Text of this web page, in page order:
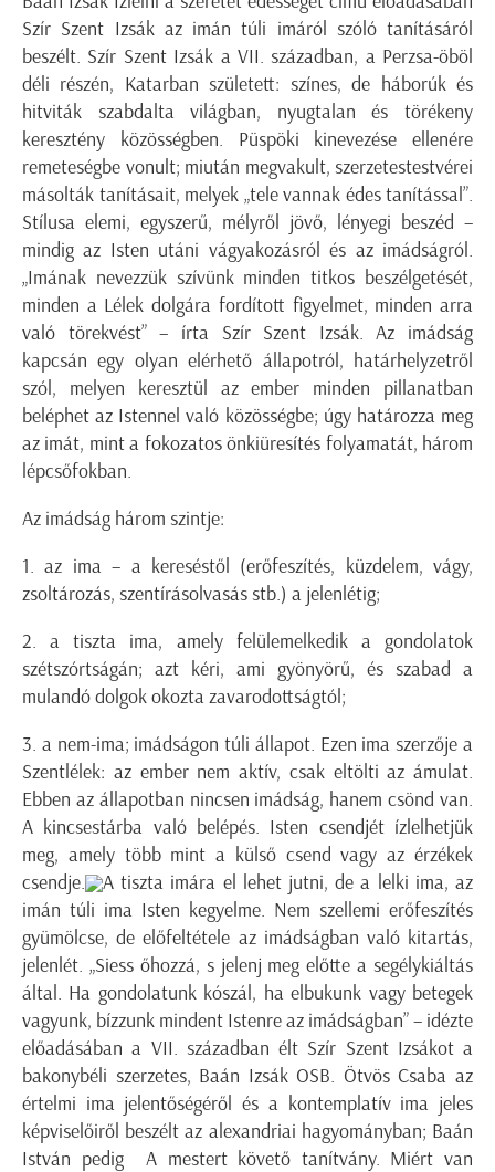
Szír Szent Izsák az imán túli imáról szóló tanításáról
beszélt. Szír Szent Izsák a VII. században, a Perzsa-öböl
déli részén, Katarban született: színes, de háborúk és
hitviták szabdalta világban, nyugtalan és törékeny
keresztény közösségben. Püspöki kinevezése ellenére
remeteségbe vonult; miután megvakult, szerzetestestvérei
másolták tanításait, melyek „tele vannak édes tanítással”.
Stílusa elemi, egyszerű, mélyről jövő, lényegi beszéd –
mindig az Isten utáni vágyakozásról és az imádságról.
„Imának nevezzük szívünk minden titkos beszélgetését,
minden a Lélek dolgára fordított figyelmet, minden arra
való törekvést” – írta Szír Szent Izsák. Az imádság
kapcsán egy olyan elérhető állapotról, határhelyzetről
szól, melyen keresztül az ember minden pillanatban
beléphet az Istennel való közösségbe; úgy határozza meg
az imát, mint a fokozatos önkiüresítés folyamatát, három
lépcsőfokban.
Az imádság három szintje:
1. az ima – a kereséstől (erőfeszítés, küzdelem, vágy,
zsoltározás, szentírásolvasás stb.) a jelenlétig;
2. a tiszta ima, amely felülemelkedik a gondolatok
szétszórtságán; azt kéri, ami gyönyörű, és szabad a
mulandó dolgok okozta zavarodottságtól;
3. a nem-ima; imádságon túli állapot. Ezen ima szerzője a
Szentlélek: az ember nem aktív, csak eltölti az ámulat.
Ebben az állapotban nincsen imádság, hanem csönd van.
A kincsestárba való belépés. Isten csendjét ízlelhetjük
meg, amely több mint a külső csend vagy az érzékek
csendje.
A tiszta imára el lehet jutni, de a lelki ima, az
imán túli ima Isten kegyelme. Nem szellemi erőfeszítés
gyümölcse, de előfeltétele az imádságban való kitartás,
jelenlét. „Siess őhozzá, s jelenj meg előtte a segélykiáltás
által. Ha gondolatunk kószál, ha elbukunk vagy betegek
vagyunk, bízzunk mindent Istenre az imádságban” – idézte
előadásában a VII. században élt Szír Szent Izsákot a
bakonybéli szerzetes, Baán Izsák OSB. Ötvös Csaba az
értelmi ima jelentőségéről és a kontemplatív ima jeles
képviselőiről beszélt az alexandriai hagyományban; Baán
István pedig A mestert követő tanítvány. Miért van